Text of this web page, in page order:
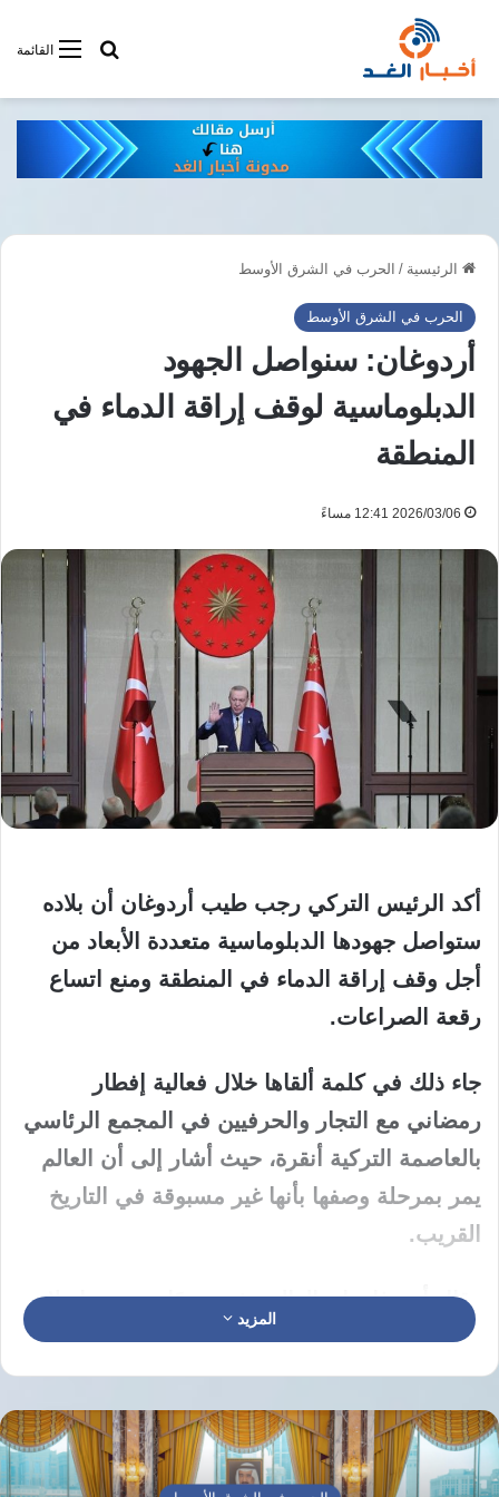
القائمةأبحت فى
الرئيسية / الحرب في الشرق الأوسط
الحرب في الشرق الأوسط
أردوغان: سنواصل الجهود
الدبلوماسية لوقف إراقة الدماء في
المنطقة
2026/03/06 12:41 مساءً
أكد الرئيس التركي رجب طيب أردوغان أن بلاده
ستواصل جهودها الدبلوماسية متعددة الأبعاد من
أجل وقف إراقة الدماء في المنطقة ومنع اتساع
رقعة الصراعات.
جاء ذلك في كلمة ألقاها خلال فعالية إفطار
رمضاني مع التجار والحرفيين في المجمع الرئاسي
بالعاصمة التركية أنقرة، حيث أشار إلى أن العالم
يمر بمرحلة وصفها بأنهاغير مسبوقة في التاريخ
القريب.
وقال أردوغان إن العالم يشهد يومًا بعد يوماندلاع
حروب وصراعات ساخنة جديدة، معربًا عن أسفه
لما اعتبره اكتفاء المجتمع الدولي، وخاصة العالم
الغربي،بمراقبة ما يجري دون اتخاذ خطوات فعالة
لوقف النزاعات.
المزيد